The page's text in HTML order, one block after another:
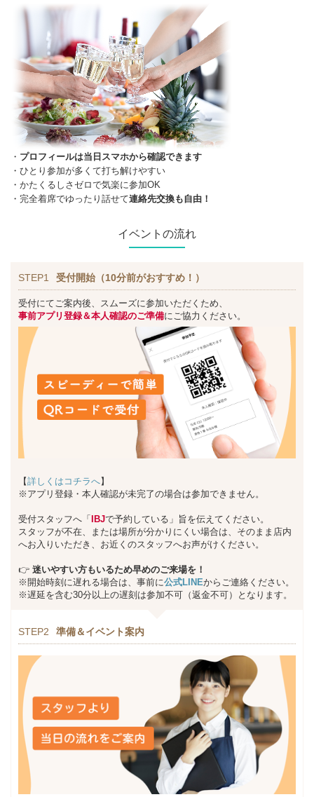
・ プロフィールは当日スマホから確認できます
・ひとり参加が多くて打ち解けやすい
・かたくるしさゼロで気楽に参加OK
・完全着席でゆったり話せて連絡先交換も自由！
イベントの流れ
STEP1 受付開始（10分前がおすすめ！）
受付にてご案内後、スムーズに参加いただくため、
事前アプリ登録＆本人確認のご準備にご協力ください。
【詳しくはコチラへ】
※アプリ登録・本人確認が未完了の場合は参加できません。
受付スタッフへ「IBJで予約している」旨を伝えてください。
スタッフが不在、または場所が分かりにくい場合は、そのまま店内
へお入りいただき、お近くのスタッフへお声がけください。
👉 迷いやすい方もいるため早めのご来場を！
※開始時刻に遅れる場合は、事前に公式LINEからご連絡ください。
※遅延を含む30分以上の遅刻は参加不可（返金不可）となります。
STEP2 準備＆イベント案内